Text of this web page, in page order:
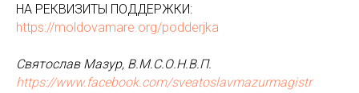
НА РЕКВИЗИТЫ ПОДДЕРЖКИ:
https://moldovamare.org/podderjka
Святослав Мазур, В.М.С.О.Н.В.П.
https://www.facebook.com/sveatoslavmazurmagistr